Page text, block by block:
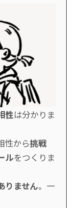
性は分かりま
性から挑戦
ルをつくりま
りません。一